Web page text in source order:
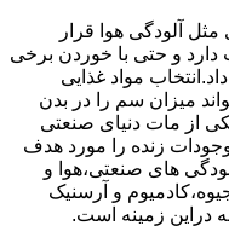
آلودگی هوا قرار
دارد و حتی با خوردن برخی
مواد غذایی
میزان سم را در بدن
یکی از مات دنیای صنعتی
زنده را مورد هدف
های صنعتی،هوا و
و آرسنیک
دراین زمینه است.